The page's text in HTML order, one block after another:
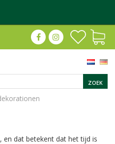
en dat betekent dat het tijd is